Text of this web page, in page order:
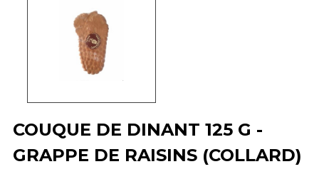
COUQUE DE DINANT 125 G -
GRAPPE DE RAISINS (COLLARD)